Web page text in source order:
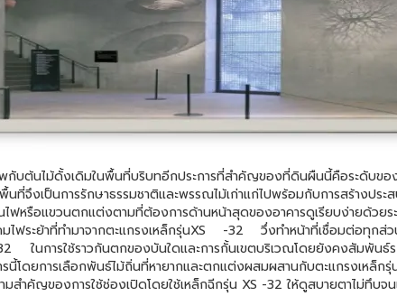
ม้ดั้งเดิมในพื้นที่บริบทอีกประการที่สำคัญของที่ดินผืนนี้คือระดับของ
ที่จึงเป็นการรักษาธรรมชาติและพรรณไม้เก่าแก่ไปพร้อมกับการสร้างปร
ฟหรือแขวนตกแต่งตามที่ต้องการด้านหน้าสุดของอาคารดูเรียบง่ายด้วย
ไฟระย้าที่ทำมาจากตะแกรงเหล็กรุ่นXS -32 วึ่งทำหน้าที่เชื่อมต่อทุกส่ว
การใช้ราวกันตกของบันใดและการกั้นเขตบริเวณโดยยังคงสัมพันธ์ร
นี้โดยการเลือกพันธ์ไม้ถิ่นที่หายากและตกแต่งผสมผสานกับตะแกรงเห
สำคัญของการใช้ช่องเปิดโดยใช้เหล็กฉีกรุ่น XS -32 ให้ดูสบายตาไม่ทึบจน